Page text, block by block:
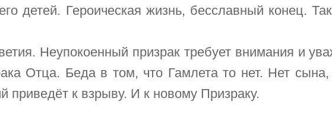
детей. Героическая жизнь, бесславный конец.
Неупокоенный призрак требует внимания и
Отца. Беда в том, что Гамлета то нет. Нет сына,
приведёт к взрыву. И к новому Призраку.